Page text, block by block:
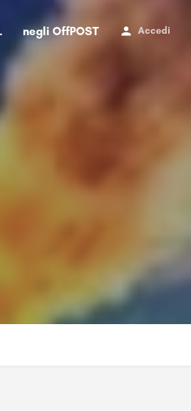
negli OffPOST Accedi